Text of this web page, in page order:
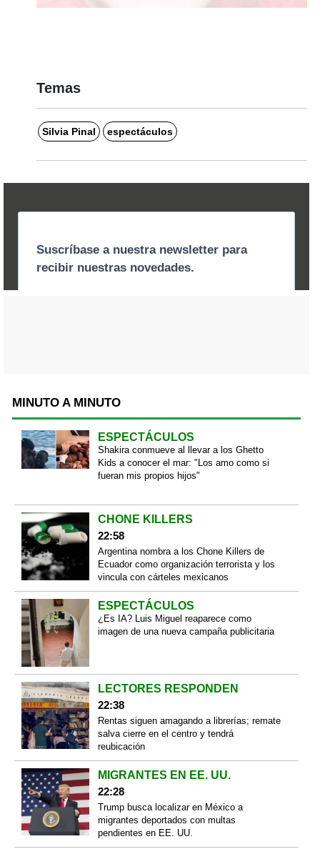
Temas
Silvia Pinal espectáculos
MINUTO A MINUTO
ESPECTÁCULOS
Shakira conmueve al llevar a los Ghetto
Kids a conocer el mar: "Los amo como si
fueran mis propios hijos"
CHONE KILLERS
22:58
Argentina nombra a los Chone Killers de
Ecuador como organización terrorista y los
vincula con cárteles mexicanos
ESPECTÁCULOS
¿Es IA? Luis Miguel reaparece como
imagen de una nueva campaña publicitaria
LECTORES RESPONDEN
22:38
Rentas siguen amagando a librerías; remate
salva cierre en el centro y tendrá
reubicación
MIGRANTES EN EE. UU.
22:28
Trump busca localizar en México a
migrantes deportados con multas
pendientes en EE. UU.